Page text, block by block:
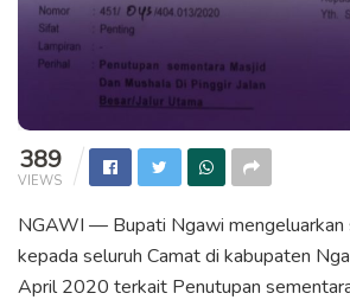
389
VIEWS
NGAWI — Bupati Ngawi mengeluarkan
kepada seluruh Camat di kabupaten
April 2020 terkait Penutupan